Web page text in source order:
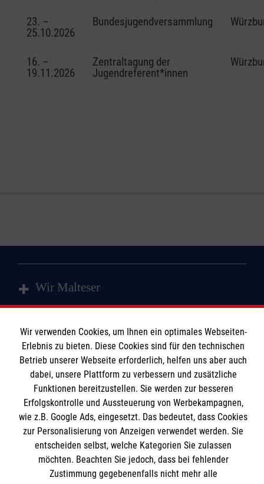
23. –
25.10.2026
Bundesjugendversammlung
16. –
19.11.2026
Zentraltagung der
Jugendreferent*innen
Wir Malteser
Spenden und Helfen
Angebote und Leistungen
Kursangebote
Mitarbeiten & Stellenangebote
Wir Malteser
Informationen
Kontakt
Presse & Medien
Transparenz
Compliance
Impressum
Malteser online
Malteser in Deutschland
Malteserorden
Wir verwenden Cookies, um Ihnen ein optimales Webseiten-
Erlebnis zu bieten. Diese Cookies sind für den technischen
Betrieb unserer Webseite erforderlich, helfen uns aber auch
dabei, unsere Plattform zu verbessern und zusätzliche
Funktionen bereitzustellen. Sie werden zur besseren
Erfolgskontrolle und Aussteuerung von Werbekampagnen,
wie z.B. Google Ads, eingesetzt. Das bedeutet, dass Cookies
zur Personalisierung von Anzeigen verwendet werden. Sie
entscheiden selbst, welche Kategorien Sie zulassen
möchten. Beachten Sie jedoch, dass bei fehlender
Zustimmung gegebenenfalls nicht mehr alle